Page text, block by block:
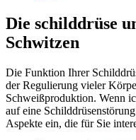
Die​ schilddrüse
⁤Schwitzen
Die Funktion Ihrer
der Regulierung vieler
Schweißproduktion. Wenn
‍auf eine
Aspekte ein, die‌ für Sie⁣